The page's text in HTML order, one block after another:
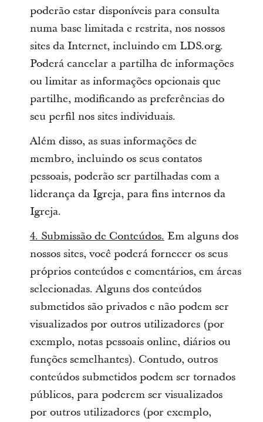
poderão estar disponíveis para consulta
numa base limitada e restrita, nos nossos
sites da Internet, incluindo em LDS.org.
Poderá cancelar a partilha de informações
ou limitar as informações opcionais que
partilhe, modificando as preferências do
seu perfil nos sites individuais.
Além disso, as suas informações de
membro, incluindo os seus contatos
pessoais, poderão ser partilhadas com a
liderança da Igreja, para fins internos da
Igreja.
4. Submissão de Conteúdos.Em alguns dos
nossos sites, você poderá fornecer os seus
próprios conteúdos e comentários, em áreas
selecionadas. Alguns dos conteúdos
submetidos são privados e não podem ser
visualizados por outros utilizadores (por
exemplo, notas pessoais online, diários ou
funções semelhantes). Contudo, outros
conteúdos submetidos podem ser tornados
públicos, para poderem ser visualizados
por outros utilizadores (por exemplo,